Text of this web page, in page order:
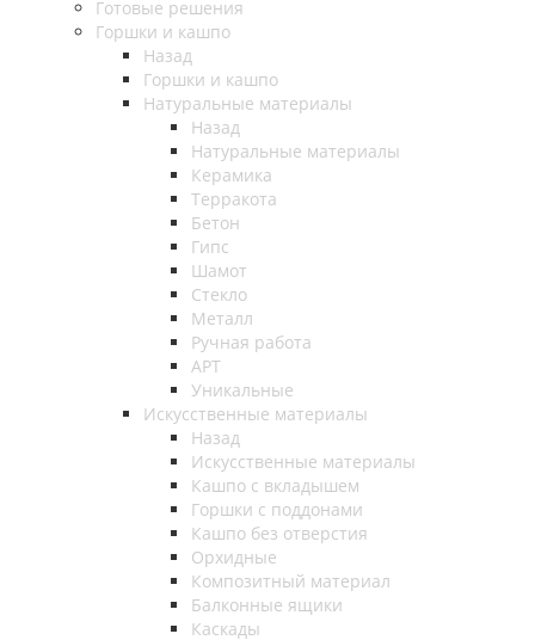
Готовые решения
Горшки и кашпо
Назад
Горшки и кашпо
Натуральные материалы
Назад
Натуральные материалы
Керамика
Терракота
Бетон
Гипс
Шамот
Стекло
Металл
Ручная работа
АРТ
Уникальные
Искусственные материалы
Назад
Искусственные материалы
Кашпо с вкладышем
Горшки с поддонами
Кашпо без отверстия
Орхидные
Композитный материал
Балконные ящики
Каскады